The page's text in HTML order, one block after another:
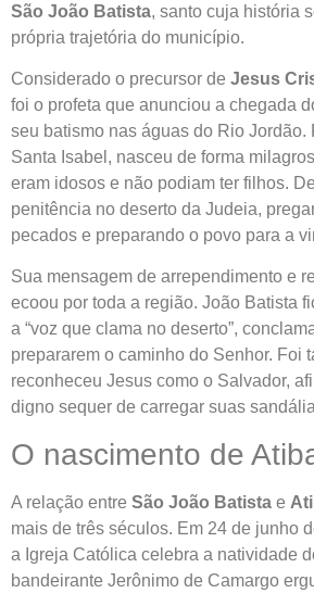
São João Batista, santo cuja história
própria trajetória do município.
Considerado o precursor de Jesus
foi o profeta que anunciou a chegada
seu batismo nas águas do Rio Jordão.
Santa Isabel, nasceu de forma
eram idosos e não podiam ter filhos.
penitência no deserto da Judeia,
pecados e preparando o povo para a
Sua mensagem de arrependimento e
ecoou por toda a região. João Batista
a “voz que clama no deserto”,
prepararem o caminho do Senhor. Foi
reconheceu Jesus como o Salvador,
digno sequer de carregar suas
O nascimento de
A relação entre São João Batista e
mais de três séculos. Em 24 de junho
a Igreja Católica celebra a natividade
bandeirante Jerônimo de Camargo